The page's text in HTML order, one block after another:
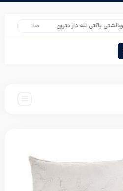
پاکتی لبه دار تترون صادرات پرسود